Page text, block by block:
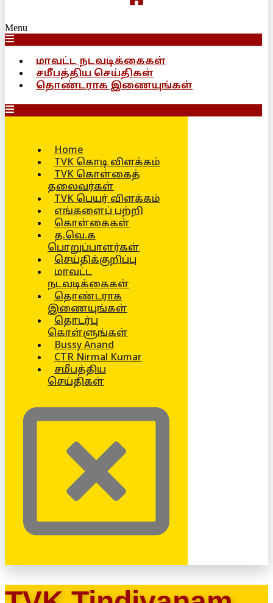
Menu
மாவட்ட நடவடிக்கைகள்
சமீபத்திய செய்திகள்
தொண்டராக இணையுங்கள்
Home
TVK கொடி விளக்கம்
TVK கொள்கைத்
தலைவர்கள்
TVK பெயர் விளக்கம்
எங்களைப் பற்றி
கொள்கைகள்
த.வெ.க
பொறுப்பாளர்கள்
செய்திக்குறிப்பு
மாவட்ட
நடவடிக்கைகள்
தொண்டராக
இணையுங்கள்
தொடர்பு
கொள்ளுங்கள்
Bussy Anand
CTR Nirmal Kumar
சமீபத்திய
செய்திகள்